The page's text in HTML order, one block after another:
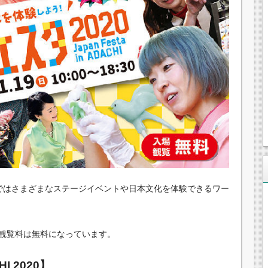
さまざまなステージイベントや日本文化を体験できるワー
料は無料になっています。
2020】